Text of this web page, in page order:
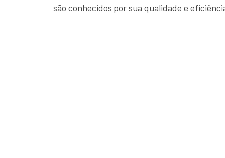
são conhecidos por sua qualidade e